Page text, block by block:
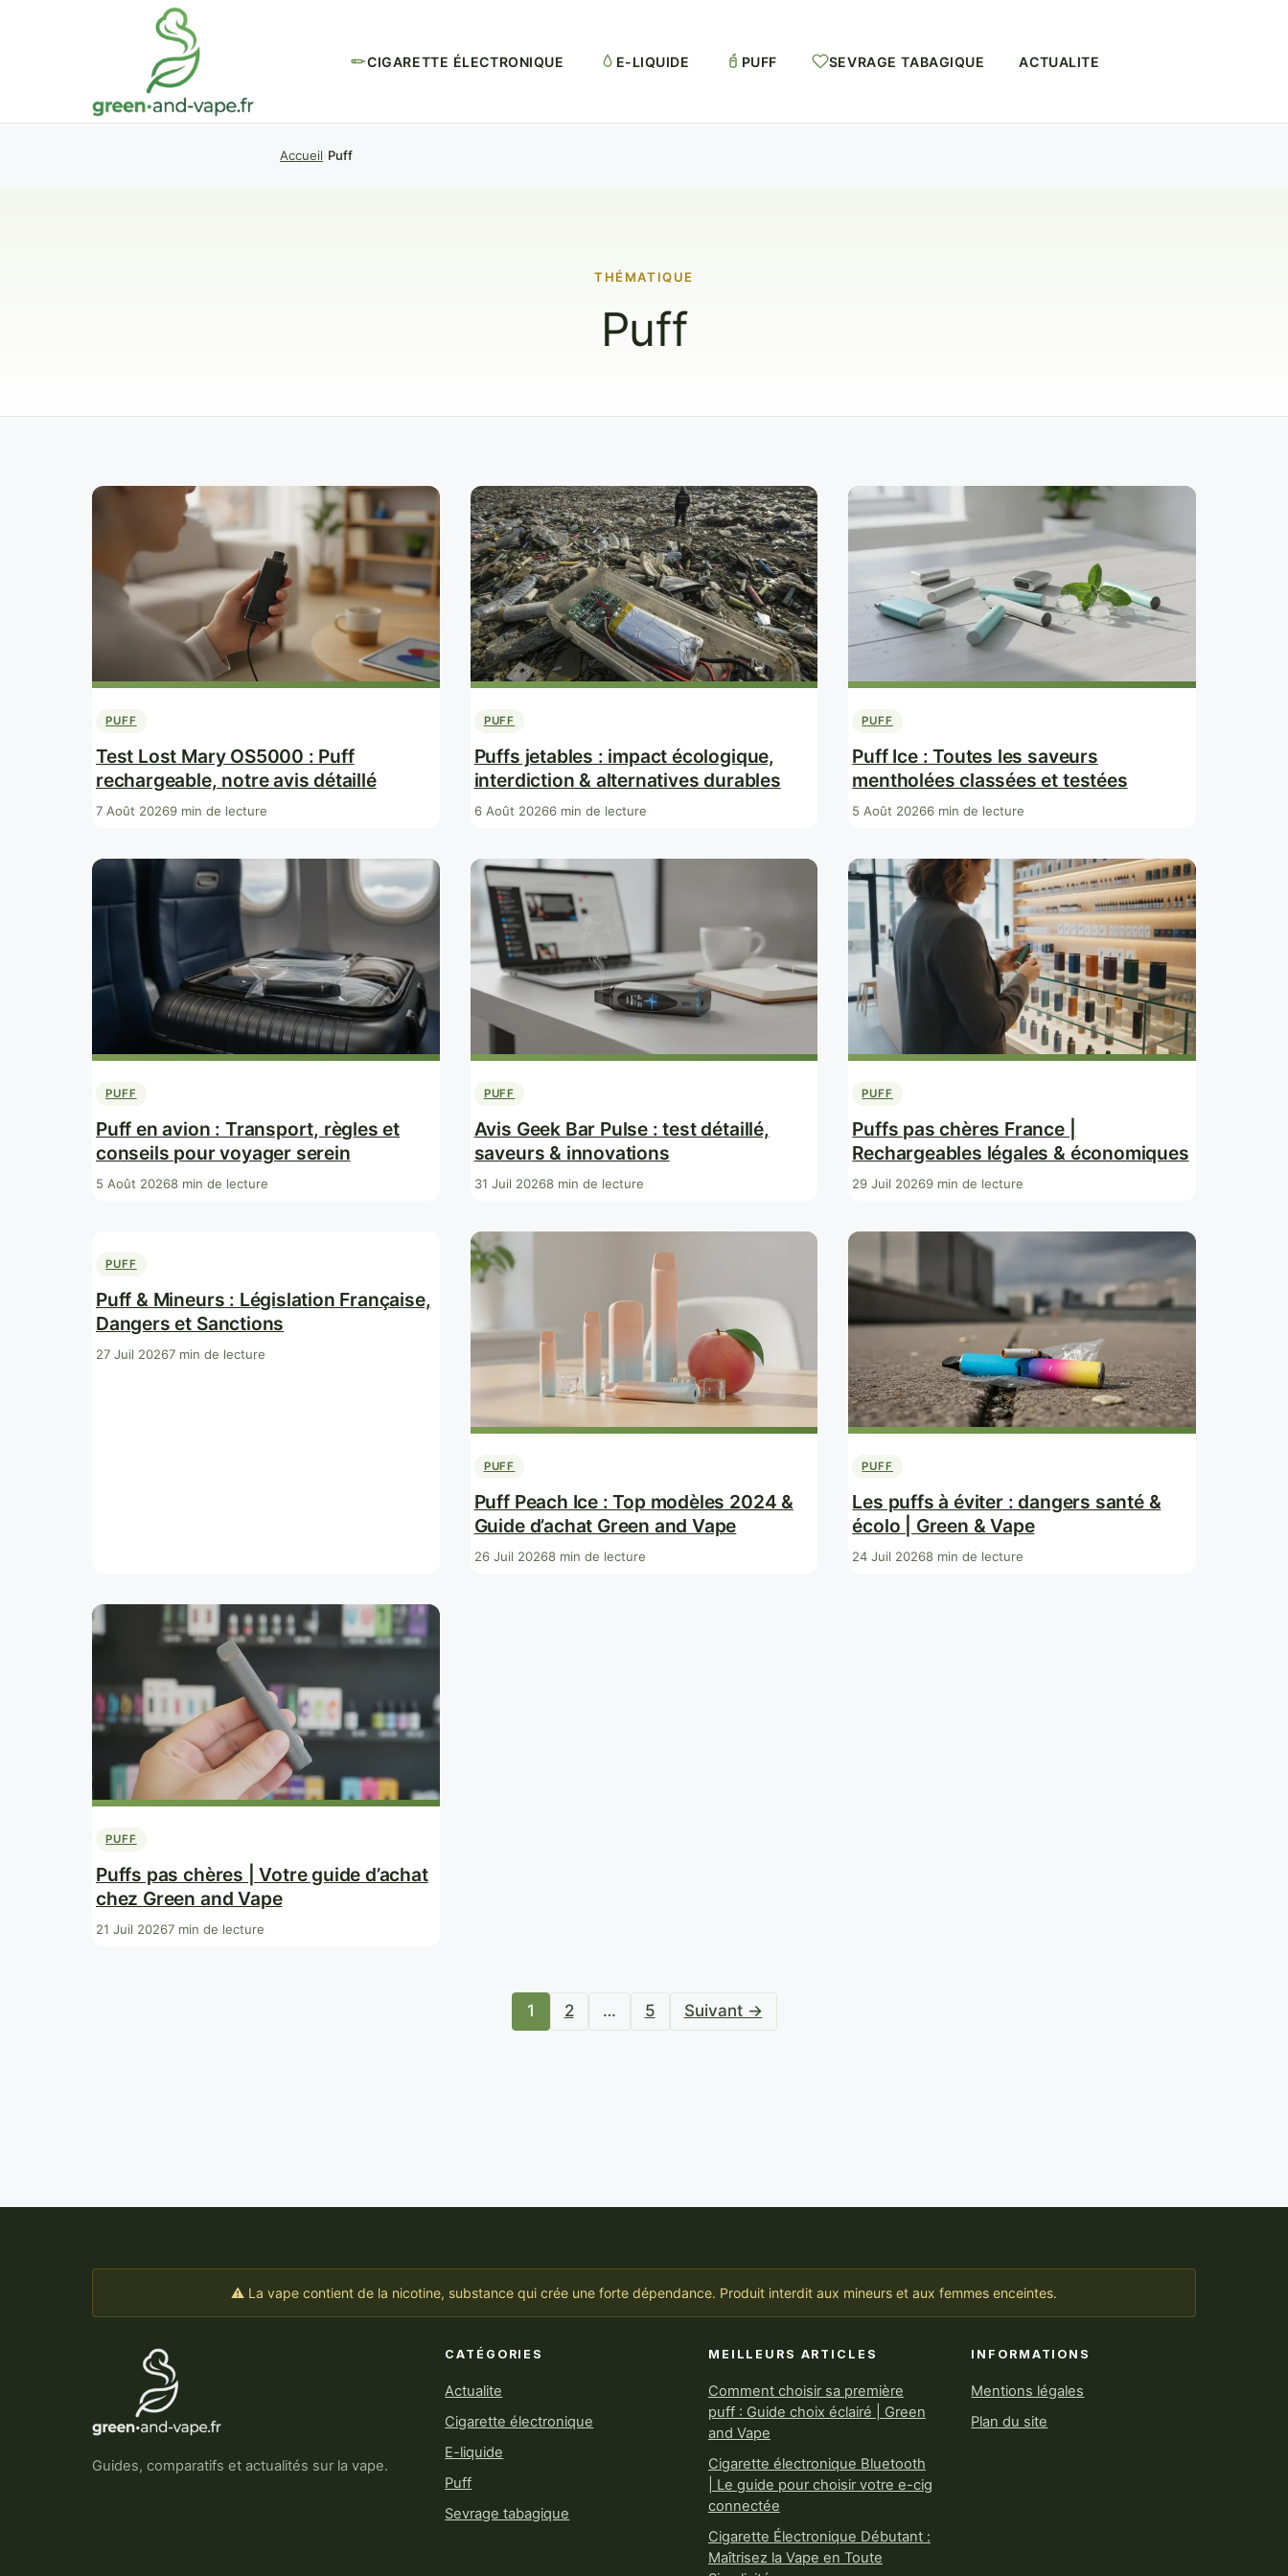
CIGARETTE ÉLECTRONIQUE E-LIQUIDE PUFF SEVRAGE TABAGIQUE ACTUALITE
Accueil Puff
THÉMATIQUE
Puff
PUFF
Test Lost Mary OS5000 : Puff
rechargeable, notre avis détaillé
7 Août 20269 min de lecture
PUFF
Puffs jetables : impact écologique,
interdiction & alternatives durables
6 Août 20266 min de lecture
PUFF
Puff Ice : Toutes les saveurs
mentholées classées et testées
5 Août 20266 min de lecture
PUFF
Puff en avion : Transport, règles et
conseils pour voyager serein
5 Août 20268 min de lecture
PUFF
Avis Geek Bar Pulse : test détaillé,
saveurs & innovations
31 Juil 20268 min de lecture
PUFF
Puffs pas chères France |
Rechargeables légales & économiques
29 Juil 20269 min de lecture
PUFF
Puff & Mineurs : Législation Française,
Dangers et Sanctions
27 Juil 20267 min de lecture
PUFF
Puff Peach Ice : Top modèles 2024 &
Guide d’achat Green and Vape
26 Juil 20268 min de lecture
PUFF
Les puffs à éviter : dangers santé &
écolo | Green & Vape
24 Juil 20268 min de lecture
PUFF
Puffs pas chères | Votre guide d’achat
chez Green and Vape
21 Juil 20267 min de lecture
1 2 … 5 Suivant →
⚠ La vape contient de la nicotine, substance qui crée une forte dépendance. Produit interdit aux mineurs et aux femmes enceintes.
Guides, comparatifs et actualités sur la vape.
CATÉGORIES
Actualite
Cigarette électronique
E-liquide
Puff
Sevrage tabagique
MEILLEURS ARTICLES
Comment choisir sa première
puff : Guide choix éclairé | Green
and Vape
Cigarette électronique Bluetooth
| Le guide pour choisir votre e-cig
connectée
Cigarette Électronique Débutant :
Maîtrisez la Vape en Toute
INFORMATIONS
Mentions légales
Plan du site